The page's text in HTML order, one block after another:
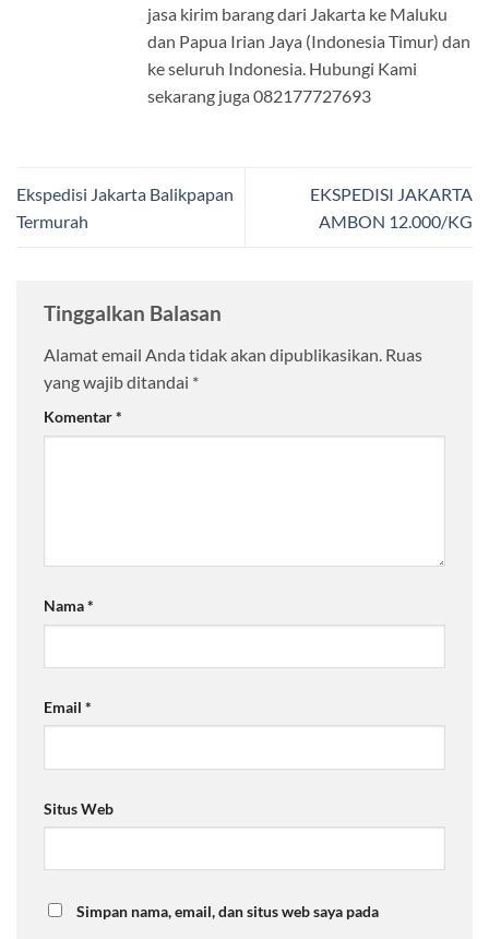
jasa kirim barang dari Jakarta ke Maluku
dan Papua Irian Jaya (Indonesia Timur) dan
ke seluruh Indonesia. Hubungi Kami
sekarang juga 082177727693
Ekspedisi Jakarta Balikpapan
Termurah
EKSPEDISI JAKARTA
AMBON 12.000/KG
Tinggalkan Balasan
Alamat email Anda tidak akan dipublikasikan. Ruas
yang wajib ditandai *
Komentar*
Nama*
Email *
Situs Web
Simpan nama, email, dan situs web saya pada